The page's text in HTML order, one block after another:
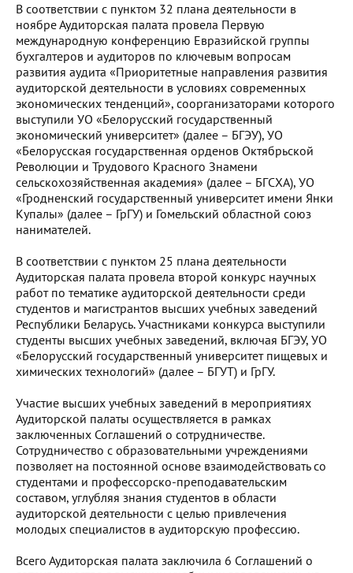
В соответствии с пунктом 32 плана деятельности в
ноябре Аудиторская палата провела Первую
международную конференцию Евразийской группы
бухгалтеров и аудиторов по ключевым вопросам
развития аудита «Приоритетные направления развития
аудиторской деятельности в условиях современных
экономических тенденций», соорганизаторами которого
выступили УО «Белорусский государственный
экономический университет» (далее – БГЭУ), УО
«Белорусская государственная орденов Октябрьской
Революции и Трудового Красного Знамени
сельскохозяйственная академия» (далее – БГСХА), УО
«Гродненский государственный университет имени Янки
Купалы» (далее – ГрГУ) и Гомельский областной союз
нанимателей.
В соответствии с пунктом 25 плана деятельности
Аудиторская палата провела второй конкурс научных
работ по тематике аудиторской деятельности среди
студентов и магистрантов высших учебных заведений
Республики Беларусь. Участниками конкурса выступили
студенты высших учебных заведений, включая БГЭУ, УО
«Белорусский государственный университет пищевых и
химических технологий» (далее – БГУТ) и ГрГУ.
Участие высших учебных заведений в мероприятиях
Аудиторской палаты осуществляется в рамках
заключенных Соглашений о сотрудничестве.
Сотрудничество с образовательными учреждениями
позволяет на постоянной основе взаимодействовать со
студентами и профессорско-преподавательским
составом, углубляя знания студентов в области
аудиторской деятельности с целью привлечения
молодых специалистов в аудиторскую профессию.
Всего Аудиторская палата заключила 6 Соглашений о